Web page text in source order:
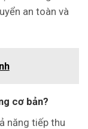
an toàn và
cơ bản?
năng tiếp thu